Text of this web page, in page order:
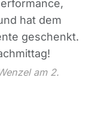
hat dem
geschenkt.
am 2.